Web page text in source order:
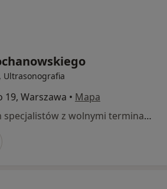
Ultrasonografia
19, Warszawa • Mapa
Brak dostępnych specjalistów z wolnymi terminami w tym centrum medycznym.